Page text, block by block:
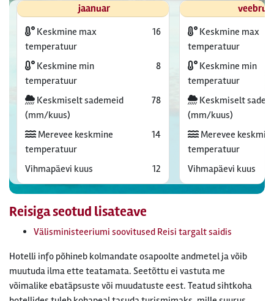
jaanuar
Keskmine max
temperatuur
16
Keskmine min
temperatuur
8
Keskmiselt sademeid
(mm/kuus)
78
Merevee keskmine
temperatuur
14
Vihmapäevi kuus 12
Keskmine max
temperatuur
Keskmine min
temperatuur
Keskmiselt
(mm/kuus)
Merevee
temperatuur
Vihmapäevi kuus
Reisiga seotud lisateave
Välisministeeriumi soovitused Reisi targalt saidis
Hotelli info põhineb kolmandate osapoolte andmetel ja võib
muutuda ilma ette teatamata. Seetõttu ei vastuta me
võimalike ebatäpsuste või muudatuste eest. Teatud sihtkoha